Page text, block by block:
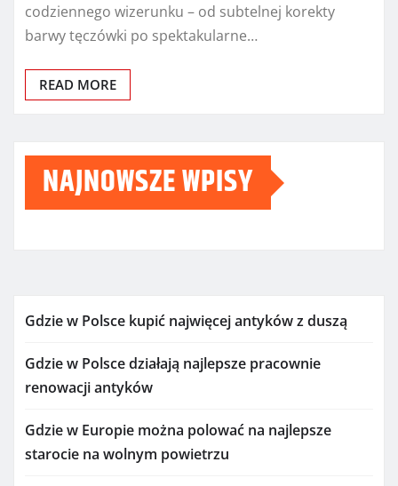
codziennego wizerunku – od subtelnej korekty
barwy tęczówki po spektakularne…
READ MORE
NAJNOWSZE WPISY
Gdzie w Polsce kupić najwięcej antyków z duszą
Gdzie w Polsce działają najlepsze pracownie
renowacji antyków
Gdzie w Europie można polować na najlepsze
starocie na wolnym powietrzu